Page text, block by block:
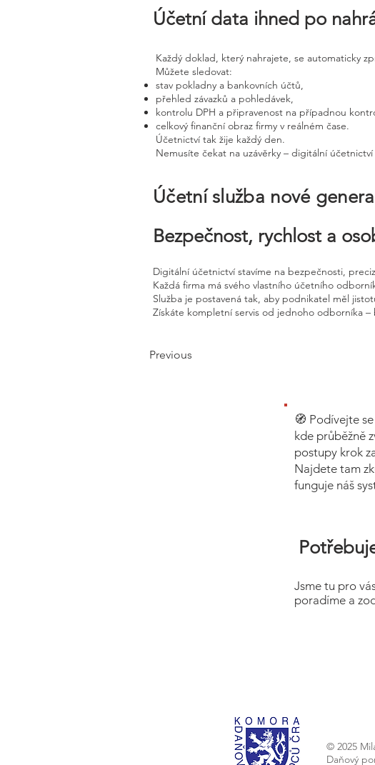
Účetní data ihned po
Každý doklad, který nahrajete, se automaticky
Můžete sledovat:
stav pokladny a bankovních účtů,
přehled závazků a pohledávek,
kontrolu DPH a připravenost na případnou
celkový finanční obraz firmy v reálném čase.
Účetnictví tak žije každý den.
Nemusíte čekat na uzávěrky – digitální
Účetní služba nové
Bezpečnost, rychlost a
Digitální účetnictví stavíme na bezpečnosti,
Každá firma má svého vlastního účetního
Služba je postavená tak, aby podnikatel měl
Získáte kompletní servis od jednoho odborníka
Previous
🧭 Podívejte
kde průběžně
postupy krok
Najdete tam
funguje náš
Jsme tu pro
poradíme a
© 2025
Daňový